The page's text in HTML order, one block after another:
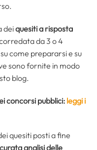
deiquesiti a risposta
da 3 o 4
come prepararsi e su
sono fornite in modo
blog.
concorsi pubblici: leggi i
quesiti posti a fine
analisi delle